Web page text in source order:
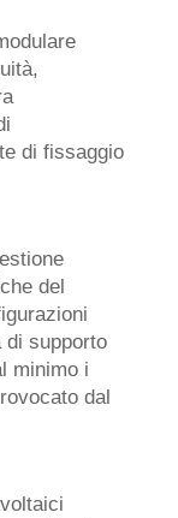
di fissaggio
del
di supporto
minimo i
dal